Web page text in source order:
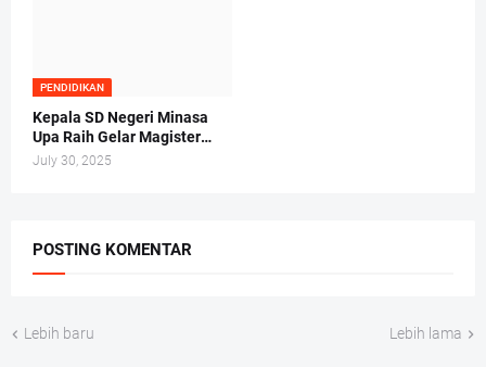
PENDIDIKAN
Kepala SD Negeri Minasa
Upa Raih Gelar Magister
Hukum Tepat di Hari Anak
July 30, 2025
POSTING KOMENTAR
Lebih baru Lebih lama